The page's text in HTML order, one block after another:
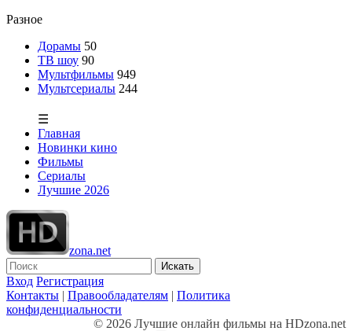
Разное
Дорамы 50
ТВ шоу 90
Мультфильмы 949
Мультсериалы 244
☰
Главная
Новинки кино
Фильмы
Сериалы
Лучшие 2026
zona.net
Искать
Вход Регистрация
Контакты | Правообладателям | Политика
конфиденциальности
© 2026 Лучшие онлайн фильмы на HDzona.net